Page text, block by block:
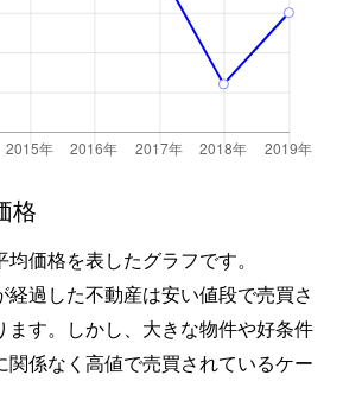
格
価格を表したグラフです。
過した不動産は安い値段で売買さ
ます。しかし、大きな物件や好条件
関係なく高値で売買されているケー